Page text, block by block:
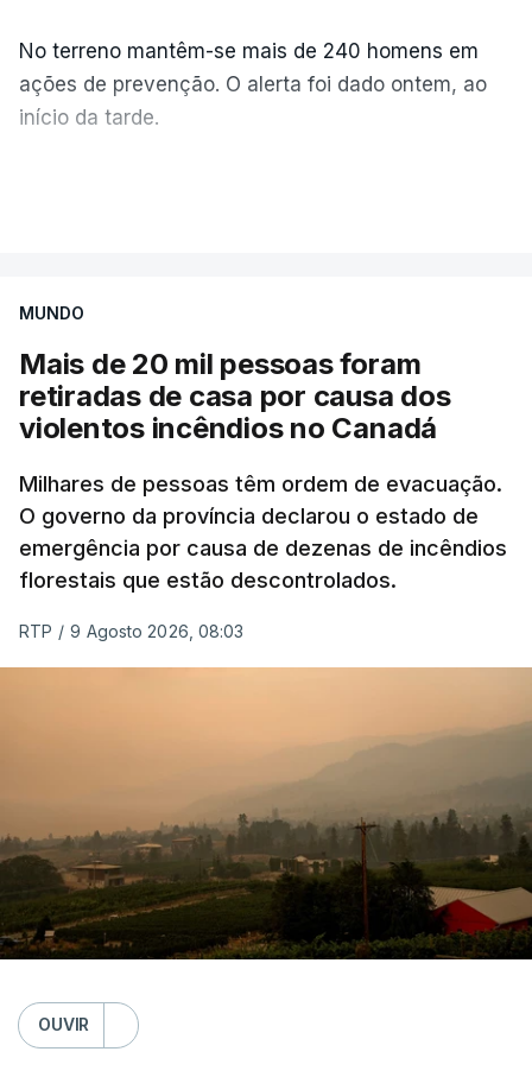
No terreno mantêm-se mais de 240 homens em
ações de prevenção. O alerta foi dado ontem, ao
início da tarde.
MUNDO
Mais de 20 mil pessoas foram
retiradas de casa por causa dos
violentos incêndios no Canadá
Milhares de pessoas têm ordem de evacuação.
O governo da província declarou o estado de
emergência por causa de dezenas de incêndios
florestais que estão descontrolados.
RTP / 9 Agosto 2026, 08:03
OUVIR